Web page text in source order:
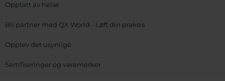
Opptatt av helse
Bli partner med QX World - Løft din praksis
Opplev det usynlige
Sertifiseringer og varemerker